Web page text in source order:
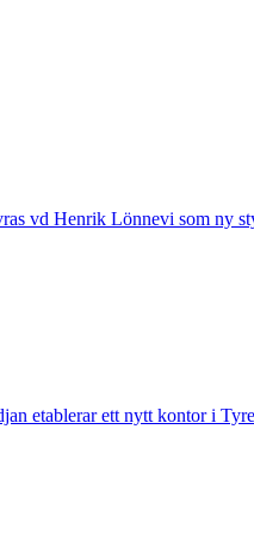
vd Henrik Lönnevi som ny
etablerar ett nytt kontor i